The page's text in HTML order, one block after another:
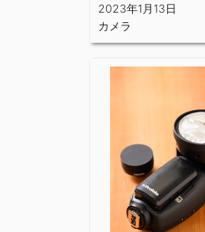
2023年1月13日
カメラ